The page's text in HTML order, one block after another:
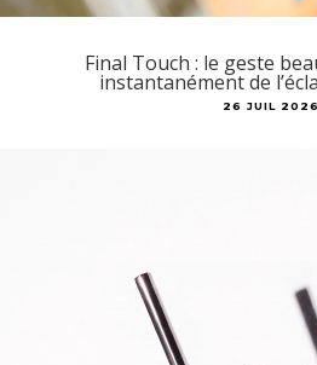
Final Touch : le geste
instantanément de
26 JUIL 2026